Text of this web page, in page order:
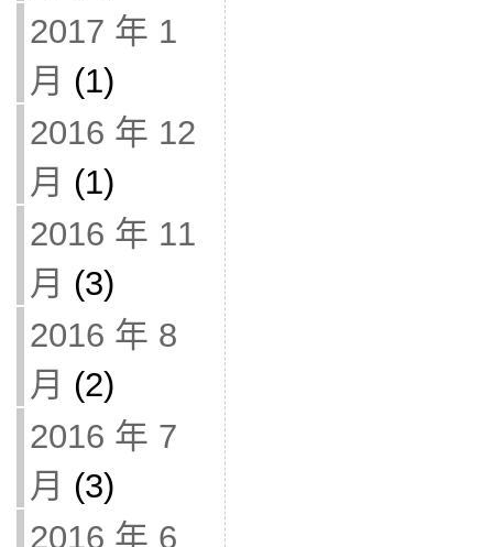
2017 年 1
月 (1)
2016 年 12
月 (1)
2016 年 11
月 (3)
2016 年 8
月 (2)
2016 年 7
月 (3)
2016 年 6